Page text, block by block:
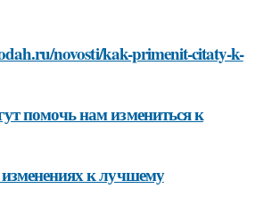
novosti/kak-primenit-citaty-k-
помочь нам измениться к
к лучшему